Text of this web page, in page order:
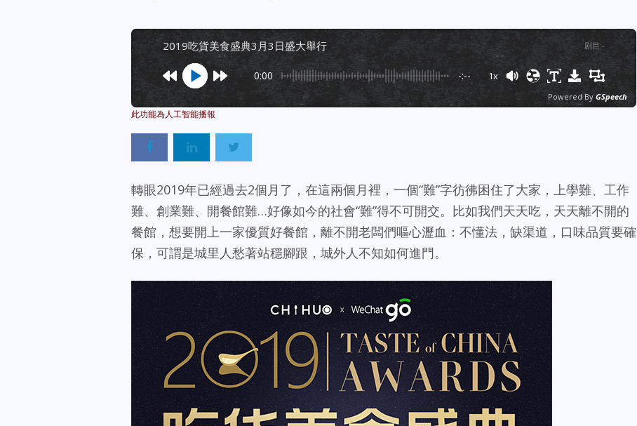
2019吃貨美食盛典3月3日盛大舉行 剧目 :-
0:00 -:-- 1x
Powered By GSpeech
轉眼2019年已經過去2個月了，在這兩個月裡，一個“難”字彷彿困住了大家，上學難、工作
難、創業難、開餐館難…好像如今的社會“難”得不可開交。 比如我們天天吃，天天離不開的
餐館，想要開上一家優質好餐館，離不開老闆們嘔心瀝血：不懂法，缺渠道，口味品質要確
保，可謂是城里人愁著站穩腳跟，城外人不知如何進門。